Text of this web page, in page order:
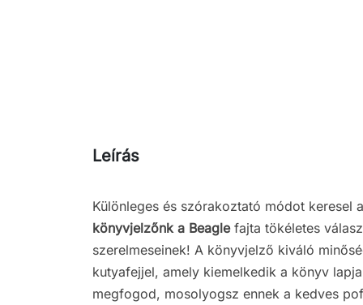
Leírás
Különleges és szórakoztató módot keresel
könyvjelzőnk a Beagle fajta tökéletes
szerelmeseinek! A könyvjelző kiváló
kutyafejjel, amely kiemelkedik a könyv
megfogod, mosolyogsz ennek a kedves